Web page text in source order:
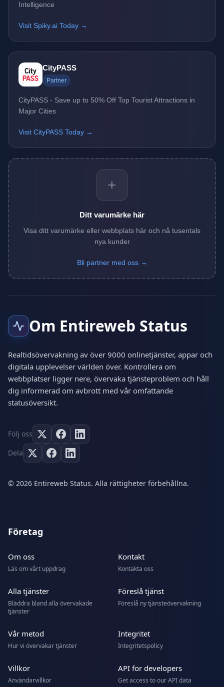
Intelligence
Visit Spiky.ai Today →
CityPASS
Partner
CityPASS - Save up to 50% Off Top Tourist Attractions in
Major Cities
Visit CityPASS Today →
+
Ditt varumärke här
Visa ditt varumärke eller webbplats här och nå tusentals
nya kunder
Bli partner med oss →
Om Entireweb Status
Realtidsövervakning av över 9000 onlinetjänster, appar och
digitala upplevelser världen över. Kontrollera om
webbplatser ligger nere, övervaka tjänsteproblem och håll
dig informerad om avbrott med vår omfattande
statusöversikt.
Följ oss
Dela
© 2026 Entireweb Status. Alla rättigheter förbehållna.
Företag
Om oss
Läs om vårt uppdrag
Kontakt
Kontakta oss
Alla tjänster
Bläddra bland alla övervakade
tjänster
Föreslå tjänst
Föreslå ny tjänsteövervakning
Vår metod
Hur vi övervakar tjänster
Integritet
Integritetspolicy
Villkor
Användarvillkor
API for developers
Get access to our API data